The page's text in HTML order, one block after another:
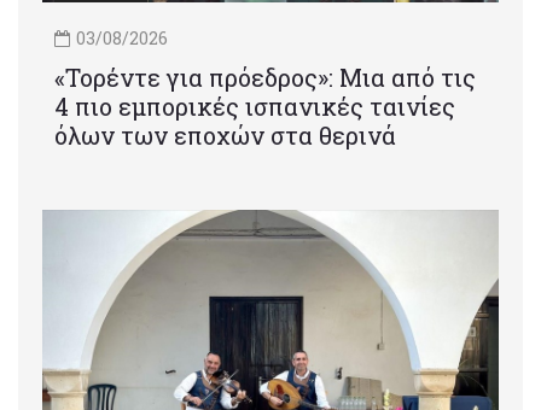
03/08/2026
«Τορέντε για πρόεδρος»: Mια από τις
4 πιο εμπορικές ισπανικές ταινίες
όλων των εποχών στα θερινά